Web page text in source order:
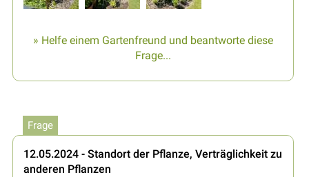
» Helfe einem Gartenfreund und beantworte diese
Frage...
Frage
12.05.2024 - Standort der Pflanze, Verträglichkeit zu
anderen Pflanzen